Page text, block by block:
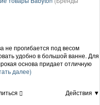
не прогибается под весом
удобно в большой ванне. Для
основа придает отличную
далее)
Действия ▼